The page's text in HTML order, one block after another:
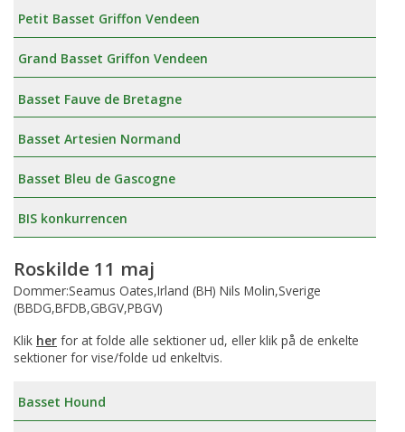
Petit Basset Griffon Vendeen
Grand Basset Griffon Vendeen
Basset Fauve de Bretagne
Basset Artesien Normand
Basset Bleu de Gascogne
BIS konkurrencen
Roskilde 11 maj
Dommer:Seamus Oates,Irland (BH) Nils Molin,Sverige
(BBDG,BFDB,GBGV,PBGV)
Klik her for at folde alle sektioner ud, eller klik på de enkelte
sektioner for vise/folde ud enkeltvis.
Basset Hound